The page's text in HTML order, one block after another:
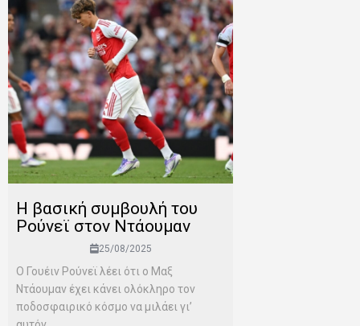
Η βασική συμβουλή του
Ρούνεϊ στον Ντάουμαν
25/08/2025
Ο Γουέιν Ρούνεϊ λέει ότι ο Μαξ
Ντάουμαν έχει κάνει ολόκληρο τον
ποδοσφαιρικό κόσμο να μιλάει γι’